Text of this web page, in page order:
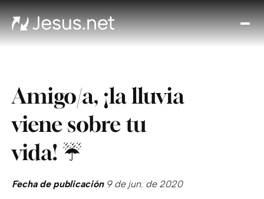
Amigo/a, ¡la lluvia
viene sobre tu
vida! ☔️
Fecha de publicación9 de jun. de 2020